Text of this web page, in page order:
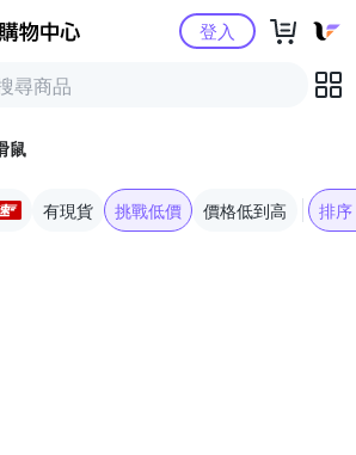
Yahoo購物中心登入
鼠
有現貨 挑戰低價 價格低到高 排序